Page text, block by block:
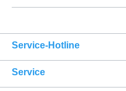
Service-Hotline
Service